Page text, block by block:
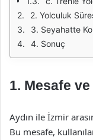
2. Yolculuk
3. Seyahatte
4. Sonuç
1. Mesafe
Aydın ile İzmir
Bu mesafe,